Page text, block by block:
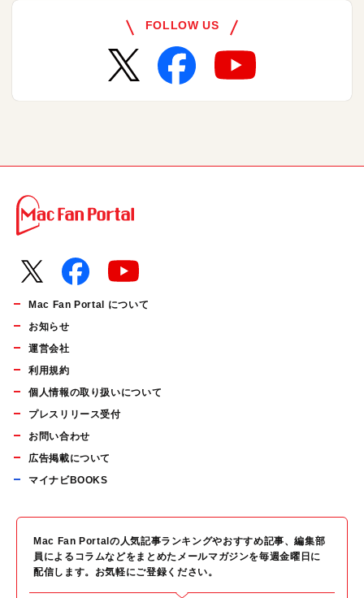
FOLLOW US
Mac Fan Portal について
お知らせ
運営会社
利用規約
個人情報の取り扱いについて
プレスリリース受付
お問い合わせ
広告掲載について
マイナビBOOKS
Mac Fan Portalの人気記事ランキングやおすすめ記事、編集部
員によるコラムなどをまとめたメールマガジンを毎週金曜日に
配信します。お気軽にご登録ください。